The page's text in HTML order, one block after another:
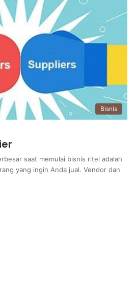
Bisnis
saat memulai bisnis ritel adalah
yang ingin Anda jual. Vendor dan